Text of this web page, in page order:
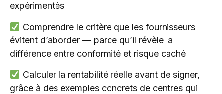
expérimentés
Comprendre le critère que les fournisseurs
évitent d’aborder — parce qu’il révèle la
différence entre conformité et risque caché
Calculer la rentabilité réelle avant de signer,
grâce à des exemples concrets de centres qui